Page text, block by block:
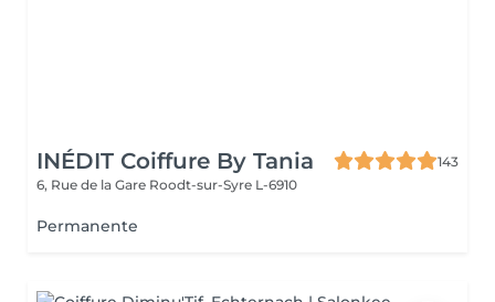
INÉDIT Coiffure By Tania
143
6, Rue de la Gare Roodt-sur-Syre L-6910
Permanente